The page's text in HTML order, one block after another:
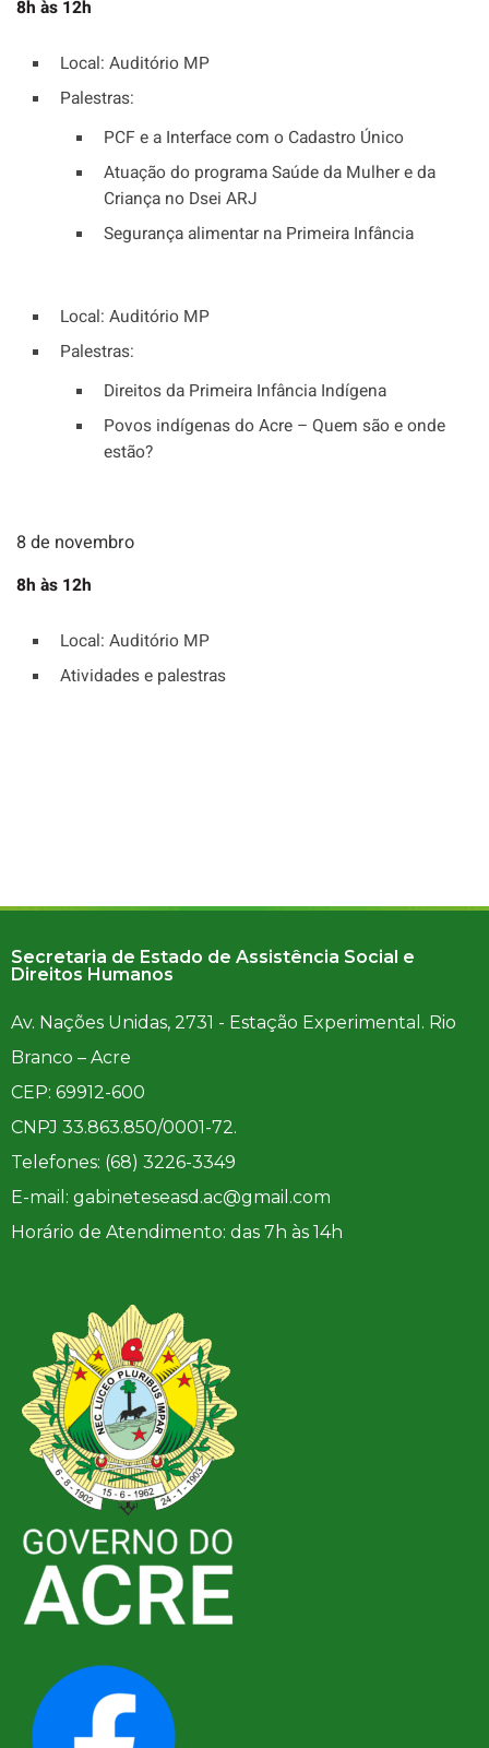
8h às 12h
Local: Auditório MP
Palestras:
PCF e a Interface com o Cadastro Único
Atuação do programa Saúde da Mulher e da
Criança no Dsei ARJ
Segurança alimentar na Primeira Infância
Local: Auditório MP
Palestras:
Direitos da Primeira Infância Indígena
Povos indígenas do Acre – Quem são e onde
estão?
8 de novembro
8h às 12h
Local: Auditório MP
Atividades e palestras
Secretaria de Estado de Assistência Social e
Direitos Humanos
Av. Nações Unidas, 2731 - Estação Experimental. Rio
Branco – Acre
CEP: 69912-600
CNPJ 33.863.850/0001-72.
Telefones: (68) 3226-3349
E-mail: gabineteseasd.ac@gmail.com
Horário de Atendimento: das 7h às 14h